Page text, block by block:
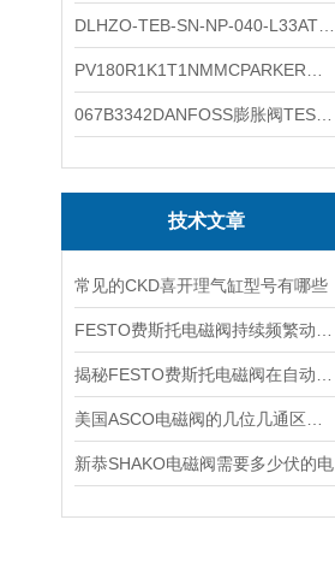
技术文章
常见的CKD喜开理气缸型号有哪些
新恭SHAKO电磁阀需要多少伏的电